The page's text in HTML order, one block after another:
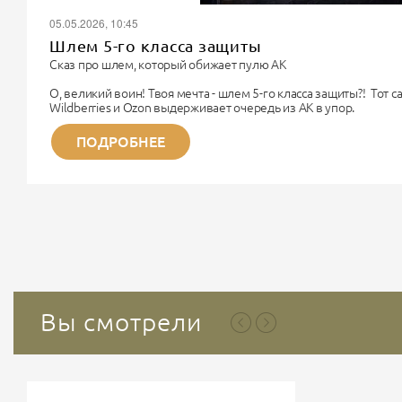
05.05.2026, 10:45
Шлем 5-го класса защиты
Сказ про шлем, который обижает пулю АК
О, великий воин! Твоя мечта - шлем 5-го класса защиты?! Тот
Wildberries и Ozon выдерживает очередь из АК в упор.
Поздравляю. Ты хочешь купить чугунный унитаз, чтобы надеть
Немного физики для прояснения сознания.
Дорогой Рембо, 5-й класс бронезащиты (по старому ГОСТу) -
ПОДРОБНЕЕ
Вы смотрели